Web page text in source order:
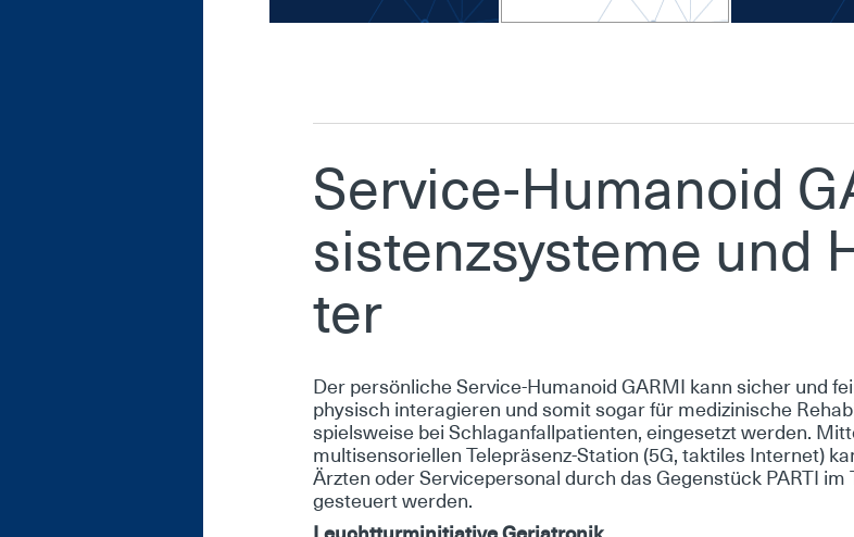
Ser­vice-Hu­ma­no­id
sis­tenz­sys­te­me und
ter
Der per­sön­li­che Ser­vice-Hu­ma­no­id GAR­MI kann si­cher und
phy­sisch in­ter­agie­ren und so­mit so­gar für me­di­zi­ni­sche
spiels­wei­se bei Schlag­an­fall­pa­ti­en­ten, ein­ge­setzt wer­den.
mul­ti­sen­s­ori­el­len Te­le­prä­senz-Sta­ti­on (5G, tak­ti­les In­ter­net)
Ärz­ten oder Ser­vice­per­so­nal durch das Ge­gen­stück PAR­TI
ge­steu­ert wer­den.